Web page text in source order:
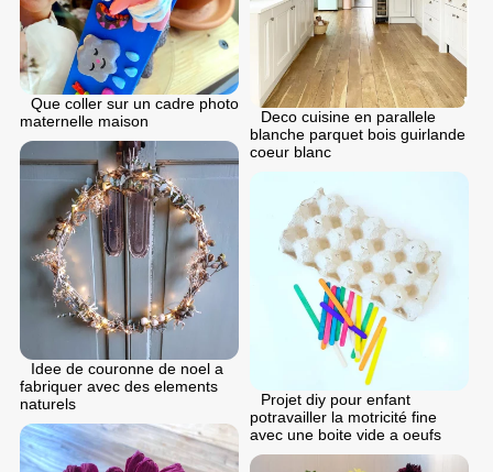
Que coller sur un cadre photo
maternelle maison
Deco cuisine en parallele
blanche parquet bois guirlande
coeur blanc
Idee de couronne de noel a
fabriquer avec des elements
naturels
Projet diy pour enfant
potravailler la motricité fine
avec une boite vide a oeufs